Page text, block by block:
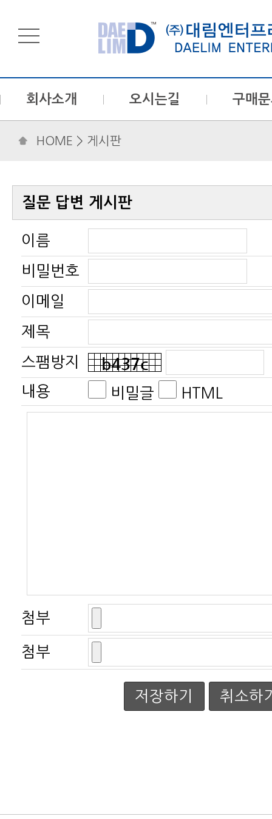
회사소개 오시는길 구매
HOME > 게시판
질문 답변 게시판
이름
비밀번호
이메일
제목
스팸방지
내용
비밀글 HTML
첨부
첨부
저장하기 취소하